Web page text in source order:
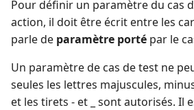
Pour définir un paramètre du cas
action, il doit être écrit entre les
parle de paramètre porté par le
Un paramètre de cas de test ne
seules les lettres majuscules,
et les tirets - et _ sont autorisés. Il